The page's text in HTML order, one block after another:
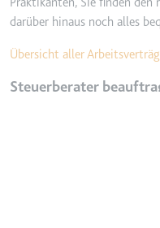
darüber hinaus noch alles
Übersicht aller
Steuerberater